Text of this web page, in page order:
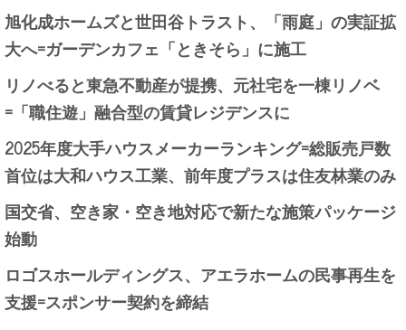
旭化成ホームズと世田谷トラスト、「雨庭」の実証拡
大へ=ガーデンカフェ「ときそら」に施工
リノべると東急不動産が提携、元社宅を一棟リノベ
=「職住遊」融合型の賃貸レジデンスに
2025年度大手ハウスメーカーランキング=総販売戸数
首位は大和ハウス工業、前年度プラスは住友林業のみ
国交省、空き家・空き地対応で新たな施策パッケージ
始動
ロゴスホールディングス、アエラホームの民事再生を
支援=スポンサー契約を締結